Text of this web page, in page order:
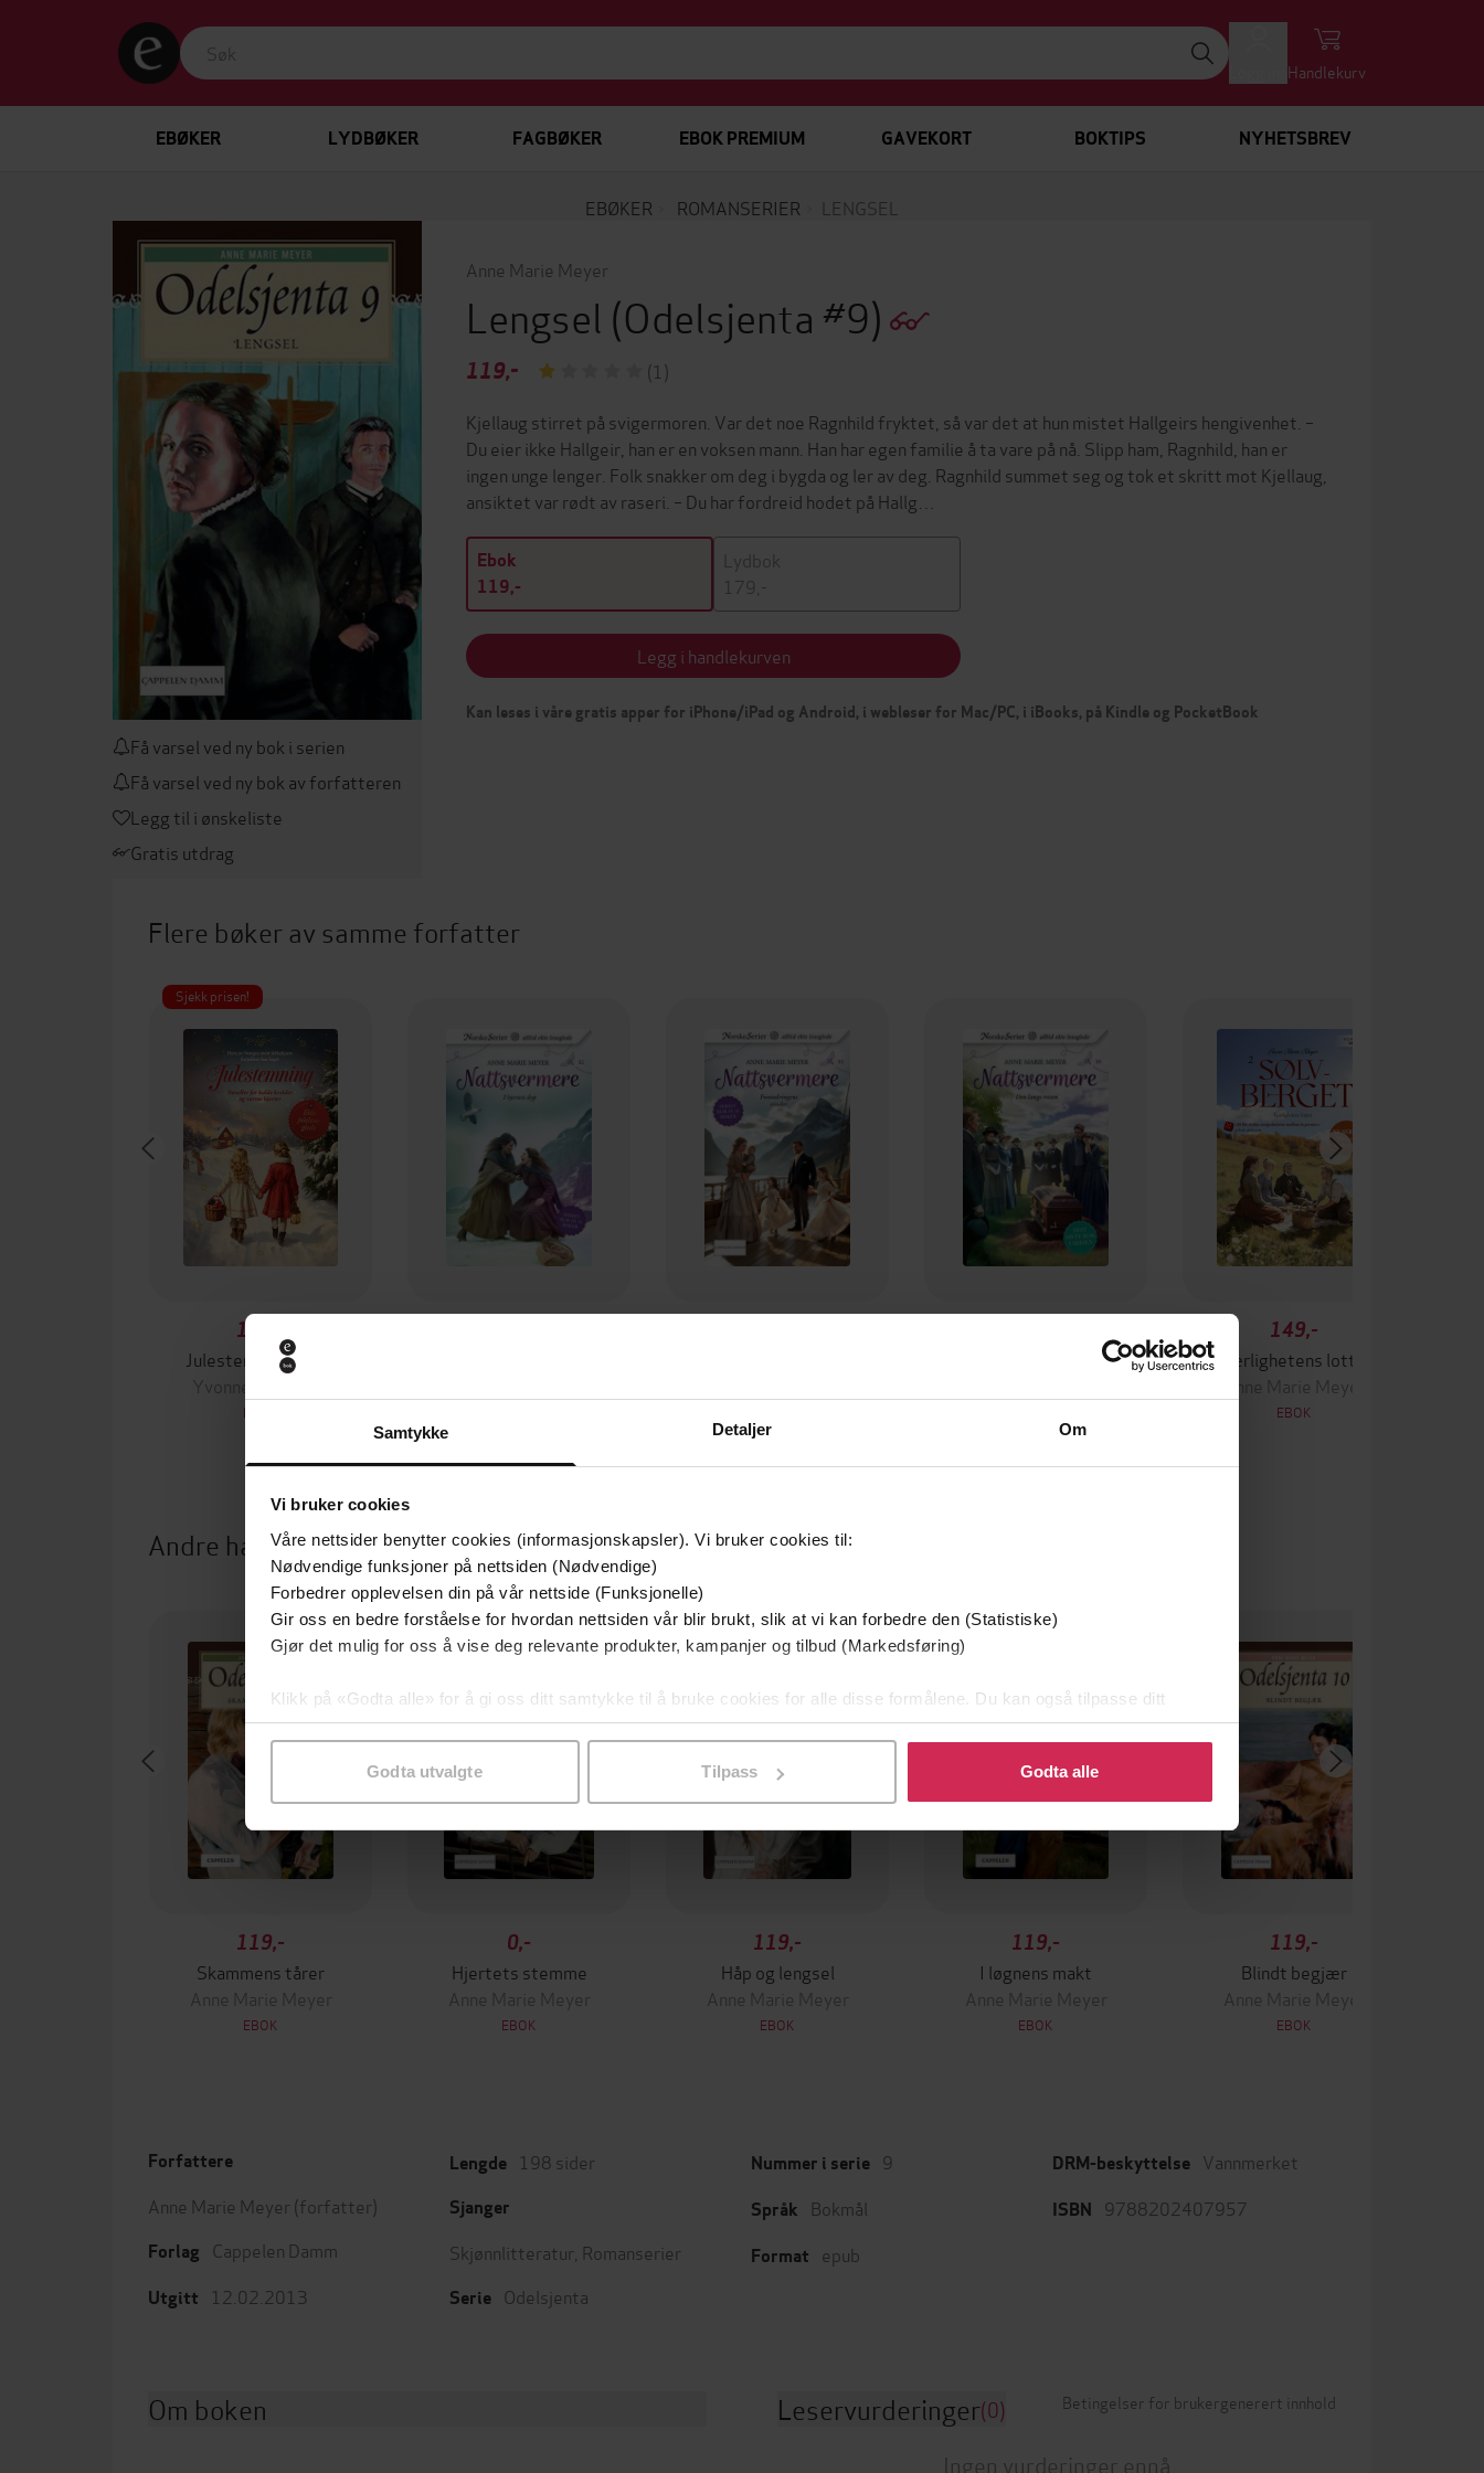
Samtykke Detaljer Om
Vi bruker cookies
Våre nettsider benytter cookies (informasjonskapsler). Vi bruker cookies til:
Nødvendige funksjoner på nettsiden (Nødvendige)
Forbedrer opplevelsen din på vår nettside (Funksjonelle)
Gir oss en bedre forståelse for hvordan nettsiden vår blir brukt, slik at vi kan forbedre den (Statistiske)
Gjør det mulig for oss å vise deg relevante produkter, kampanjer og tilbud (Markedsføring)
Klikk på «Godta alle» for å gi oss ditt samtykke til å bruke cookies for alle disse formålene. Du kan også tilpasse ditt
samtykke til spesifikke formål ved å klikke på «Tilpass». Du kan når som helst trekke tilbake eller endre ditt samtykke.
Godta utvalgte Tilpass Godta alle
Handlekurv
EBØKER LYDBØKER FAGBØKER EBOK PREMIUM GAVEKORT BOKTIPS NYHETSBREV
EBØKER ROMANSERIER LENGSEL
Få varsel ved ny bok i serien
Få varsel ved ny bok av forfatteren
Legg til i ønskeliste
Gratis utdrag
Anne Marie Meyer
Lengsel (Odelsjenta #9)
119,-
(1)
Kjellaug stirret på svigermoren. Var det noe Ragnhild fryktet, så var det at hun mistet Hallgeirs hengivenhet. –
Du eier ikke Hallgeir, han er en voksen mann. Han har egen familie å ta vare på nå. Slipp ham, Ragnhild, han er
ingen unge lenger. Folk snakker om deg i bygda og ler av deg. Ragnhild summet seg og tok et skritt mot Kjellaug,
ansiktet var rødt av raseri. – Du har fordreid hodet på Hallg…
Ebok
119,-
Lydbok
179,-
Legg i handlekurven
Kan leses i våre gratis apper for iPhone/iPad og Android, i webleser for Mac/PC, i iBooks, på Kindle og PocketBook
Flere bøker av samme forfatter
Sjekk prisen!
179,-
Julestemning 2025
Yvonne Andersen
EBOK
149,-
Kjærlighetens lotteri
Anne Marie Meyer
EBOK
Andre har også kjøpt
119,-
Skammens tårer
Anne Marie Meyer
EBOK
0,-
Hjertets stemme
Anne Marie Meyer
EBOK
119,-
Håp og lengsel
Anne Marie Meyer
EBOK
119,-
I løgnens makt
Anne Marie Meyer
EBOK
119,-
Blindt begjær
Anne Marie Meyer
EBOK
Forfattere
Anne Marie Meyer (forfatter)
Forlag Cappelen Damm
Utgitt 12.02.2013
Lengde 198 sider
Sjanger
Skjønnlitteratur Romanserier
Serie Odelsjenta
Nummer i serie 9
Språk Bokmål
Format epub
DRM-beskyttelse Vannmerket
ISBN 9788202407957
Om boken Leservurderinger(0) Betingelser for brukergenerert innhold
Ingen vurderinger ennå